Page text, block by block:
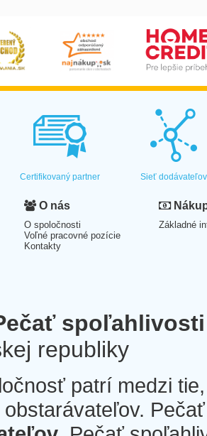
Certifikovaný partner Sieť dodávateľov
O nás
O spoločnosti
Voľné pracovné pozície
Kontakty
Základné
spoľahlivosti
republiky
patrí medzi